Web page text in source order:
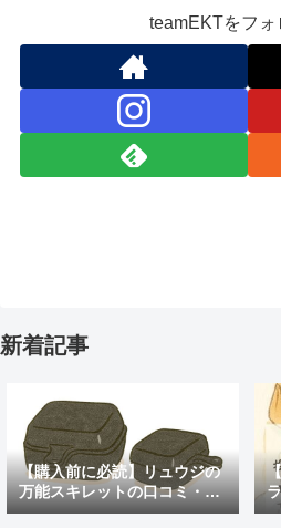
teamEKTをフォ
新着記事
【購入前に必読】リュウジの
万能スキレットの口コミ・評
判まとめ｜後悔しないための